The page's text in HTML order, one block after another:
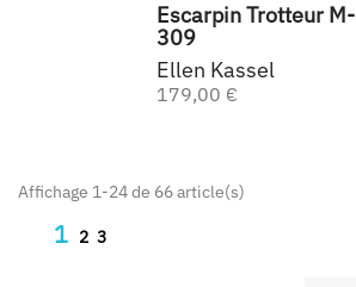
Escarpin Trotteur M-
309
Ellen Kassel
179,00 €
Affichage 1-24 de 66 article(s)
1 2 3